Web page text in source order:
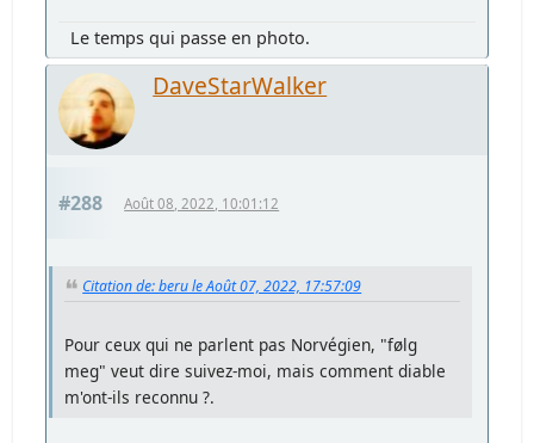
Le temps qui passe en photo.
DaveStarWalker
#288 Août 08, 2022, 10:01:12
Citation de: beru le Août 07, 2022, 17:57:09
Pour ceux qui ne parlent pas Norvégien, "følg
meg" veut dire suivez-moi, mais comment diable
m'ont-ils reconnu ?.